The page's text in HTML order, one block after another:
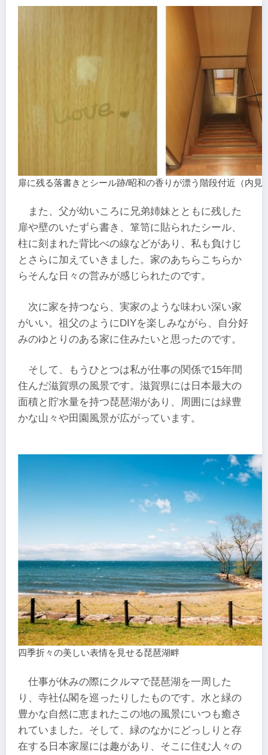
扉に残る落書きとシール跡/昭和の香りが漂う階段付近（内見
また、父が幼いころに兄弟姉妹とともに残した
扉や壁のいたずら書き、箪笥に貼られたシール、
柱に刻まれた背比べの線などがあり、私も負けじ
とさらに加えていきました。家のあちらこちらか
らそんな日々の営みが感じられたのです。
次に家を持つなら、実家のような味わい深い家
がいい。祖父のようにDIYを楽しみながら、自分好
みのゆとりのある家に住みたいと思ったのです。
そして、もうひとつは私が仕事の関係で15年間
住んだ滋賀県の風景です。滋賀県には日本最大の
面積と貯水量を持つ琵琶湖があり、周囲には緑豊
かな山々や田園風景が広がっています。
四季折々の美しい表情を見せる琵琶湖畔
仕事が休みの際にクルマで琵琶湖を一周した
り、寺社仏閣を巡ったりしたものです。水と緑の
豊かな自然に恵まれたこの地の風景にいつも癒さ
れていました。そして、緑のなかにどっしりと存
在する日本家屋には趣があり、そこに住む人々の